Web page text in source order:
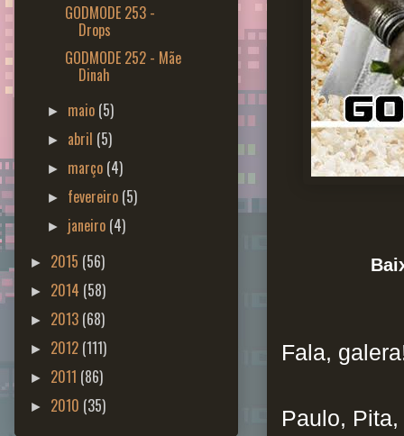
Fala,
Paulo,
GODMODE 253 -
Drops
GODMODE 252 - Mãe
Dinah
► maio (5)
► abril (5)
► março (4)
► fevereiro (5)
► janeiro (4)
► 2015 (56)
► 2014 (58)
► 2013 (68)
► 2012 (111)
► 2011 (86)
► 2010 (35)